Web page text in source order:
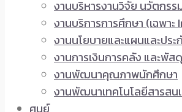
งานบริหารงานวิจัย นวัตกรร
งานบริการการศึกษา (เฉพาะ
งานนโยบายและแผนและปร
งานการเงินการคลัง และพัสดุ
งานพัฒนาคุณภาพนักศึกษา
งานพัฒนาเทคโนโลยีสารสน
ศูนย์